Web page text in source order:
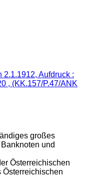
2.1.1912, Aufdruck :
, (KK.157/P.47/ANK
großes
und
Österreichischen
Österreichischen